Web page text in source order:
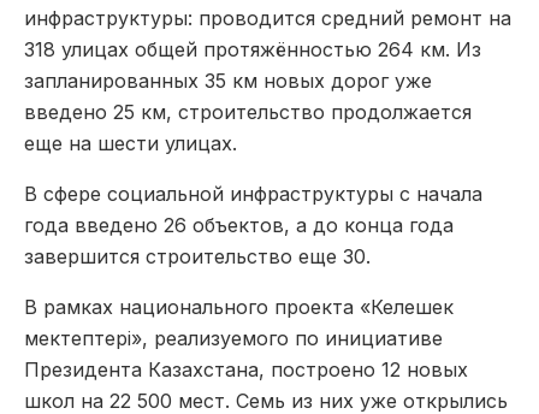
инфраструктуры: проводится средний ремонт на
318 улицах общей протяжённостью 264 км. Из
запланированных 35 км новых дорог уже
введено 25 км, строительство продолжается
еще на шести улицах.
В сфере социальной инфраструктуры с начала
года введено 26 объектов, а до конца года
завершится строительство еще 30.
В рамках национального проекта «Келешек
мектептері», реализуемого по инициативе
Президента Казахстана, построено 12 новых
школ на 22 500 мест. Семь из них уже открылись